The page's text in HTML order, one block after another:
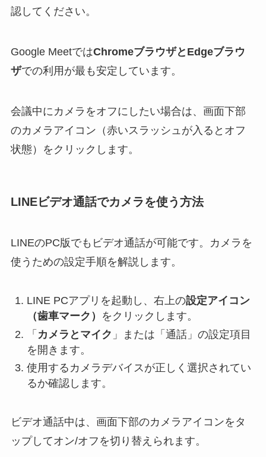
認してください。
Google MeetではChromeブラウザとEdgeブラウ
ザでの利用が最も安定しています。
会議中にカメラをオフにしたい場合は、画面下部
のカメラアイコン（赤いスラッシュが入るとオフ
状態）をクリックします。
LINEビデオ通話でカメラを使う方法
LINEのPC版でもビデオ通話が可能です。カメラを
使うための設定手順を解説します。
LINE PCアプリを起動し、右上の設定アイコン
（歯車マーク）
をクリックします。
「 カメラとマイク 」または「通話」の設定項目
を開きます。
使用するカメラデバイスが正しく選択されてい
るか確認します。
ビデオ通話中は、画面下部のカメラアイコンをタ
ップしてオン/オフを切り替えられます。